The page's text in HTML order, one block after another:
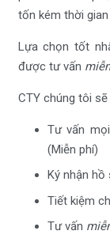
tốn kém thời gian
Lựa chọn tốt
được tư vấn
CTY chúng tôi
Tư vấn
(Miễn phí)
Ký nhận hồ
Tiết kiệm
Tư vấn